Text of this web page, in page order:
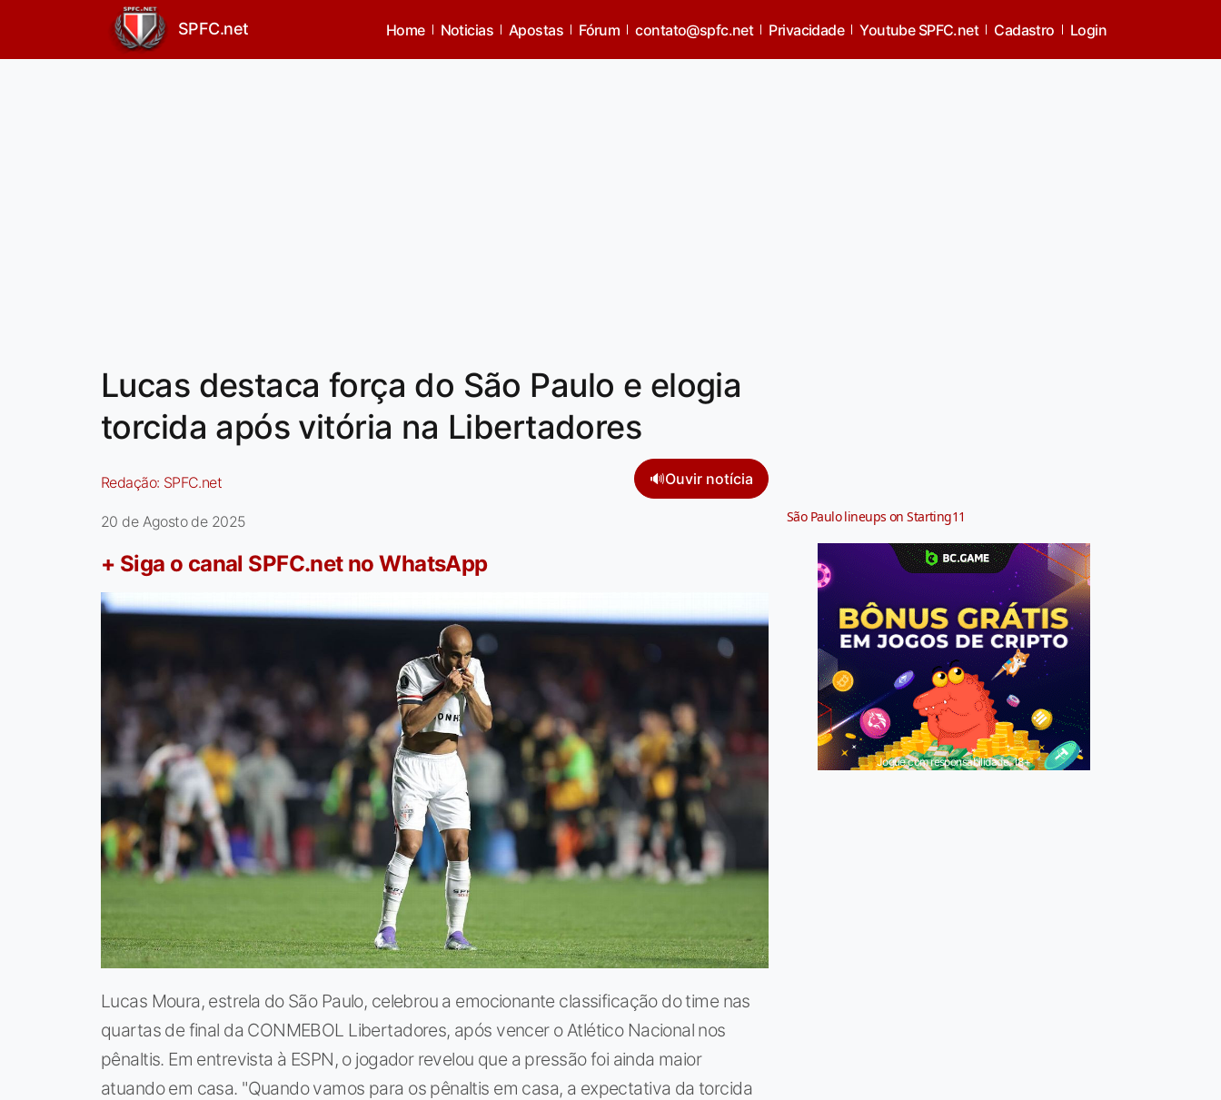
SPFC.net Home Noticias Apostas Fórum contato@spfc.net Privacidade Youtube SPFC.net Cadastro Login
Lucas destaca força do São Paulo e elogia
torcida após vitória na Libertadores
Redação: SPFC.net 🔊Ouvir notícia
20 de Agosto de 2025
+ Siga o canal SPFC.net no WhatsApp
Lucas Moura, estrela do São Paulo, celebrou a emocionante classificação do time nas
quartas de final da CONMEBOL Libertadores, após vencer o Atlético Nacional nos
pênaltis. Em entrevista à ESPN, o jogador revelou que a pressão foi ainda maior
atuando em casa. "Quando vamos para os pênaltis em casa, a expectativa da torcida
São Paulo lineups on Starting11
Jogue com responsabilidade. 18+